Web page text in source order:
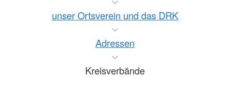
unser Ortsverein und das DRK
Adressen
Kreisverbände